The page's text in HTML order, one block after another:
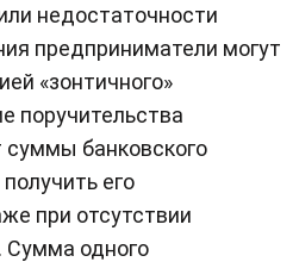
недостаточности
предприниматели могут
«зонтичного»
поручительства
банковского
его
при отсутствии
Сумма одного